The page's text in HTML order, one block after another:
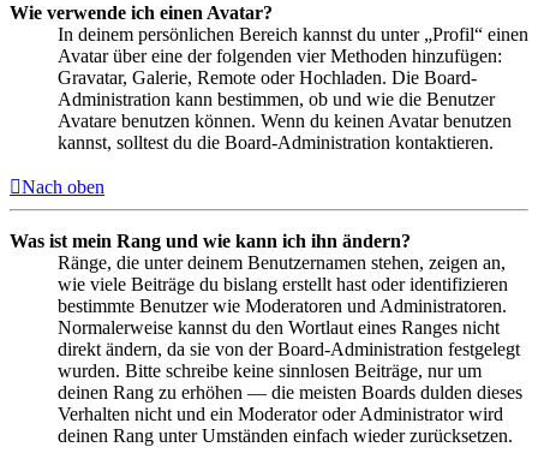
Wie verwende ich einen Avatar?
In deinem persönlichen Bereich kannst du unter „Profil“ einen
Avatar über eine der folgenden vier Methoden hinzufügen:
Gravatar, Galerie, Remote oder Hochladen. Die Board-
Administration kann bestimmen, ob und wie die Benutzer
Avatare benutzen können. Wenn du keinen Avatar benutzen
kannst, solltest du die Board-Administration kontaktieren.
Nach oben
Was ist mein Rang und wie kann ich ihn ändern?
Ränge, die unter deinem Benutzernamen stehen, zeigen an,
wie viele Beiträge du bislang erstellt hast oder identifizieren
bestimmte Benutzer wie Moderatoren und Administratoren.
Normalerweise kannst du den Wortlaut eines Ranges nicht
direkt ändern, da sie von der Board-Administration festgelegt
wurden. Bitte schreibe keine sinnlosen Beiträge, nur um
deinen Rang zu erhöhen — die meisten Boards dulden dieses
Verhalten nicht und ein Moderator oder Administrator wird
deinen Rang unter Umständen einfach wieder zurücksetzen.